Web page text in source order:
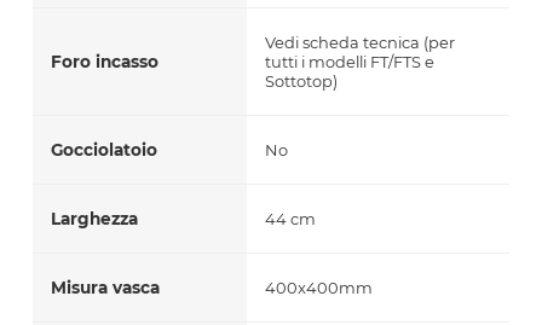
Foro incasso
Vedi scheda tecnica (per
tutti i modelli FT/FTS e
Sottotop)
Gocciolatoio No
Larghezza 44 cm
Misura vasca 400x400mm